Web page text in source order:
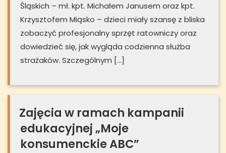
Śląskich – mł. kpt. Michałem Janusem oraz kpt.
Krzysztofem Miąsko – dzieci miały szansę z bliska
zobaczyć profesjonalny sprzęt ratowniczy oraz
dowiedzieć się, jak wygląda codzienna służba
strażaków. Szczególnym […]
Zajęcia w ramach kampanii
edukacyjnej „Moje
konsumenckie ABC”